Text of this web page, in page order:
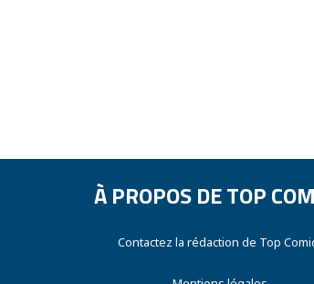
À PROPOS DE TOP
Contactez la rédaction de Top